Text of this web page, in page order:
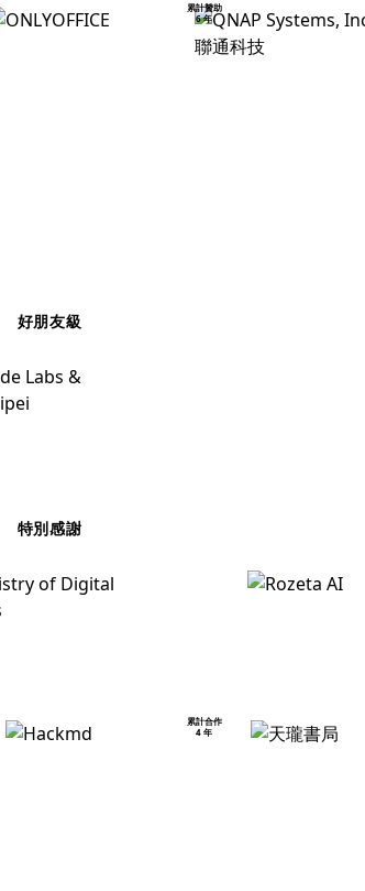
累計贊助
6 年
好朋友級
特別感謝
累計合作
4 年